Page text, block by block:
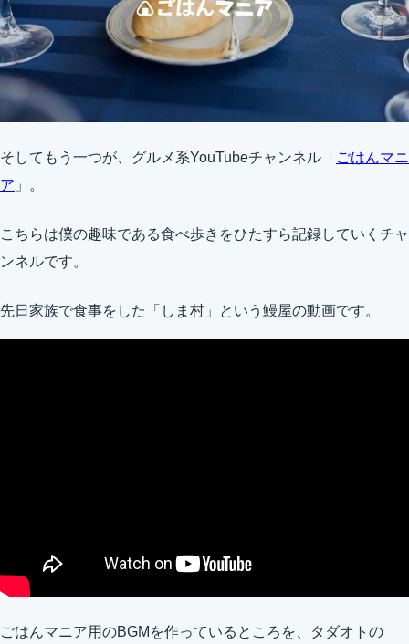
そしてもう一つが、グルメ系YouTubeチャンネル「 ごはんマニ
ア 」。
こちらは僕の趣味である食べ歩きをひたすら記録していくチャ
ンネルです。
先日家族で食事をした「しま村」という鰻屋の動画です。
ごはんマニア用のBGMを作っているところを、タダオトの